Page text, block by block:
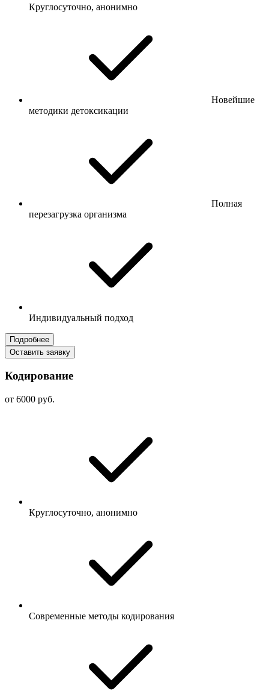
Круглосуточно, анонимно
Новейшие
методики детоксикации
Полная
перезагрузка организма
Индивидуальный подход
Подробнее
Оставить заявку
Кодирование
от 6000 руб.
Круглосуточно, анонимно
Современные методы кодирования